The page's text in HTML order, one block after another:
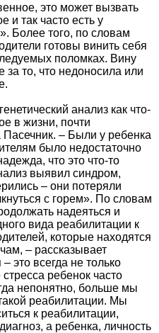
это может вызвать
и так часто есть у
Более того, по словам
готовы винить себя
поломках. Вину
за то, что недоносила или
анализ как что-
в жизни, почти
Пасечник. – Были у ребенка
было недостаточно
что это что-то
выявил синдром,
– они потеряли
с горем». По словам
надеяться и
вида реабилитации к
которые находятся
– рассказывает
это всегда не только
ребенок часто
непонятно, больше мы
реабилитации. Мы
к реабилитации,
а ребенка, личность